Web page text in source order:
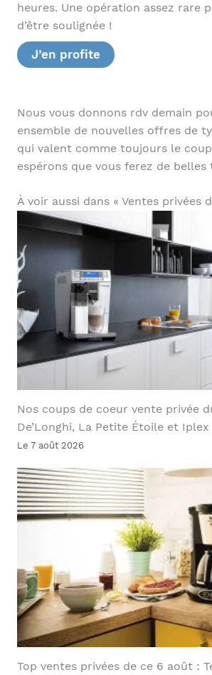
heures. Une opération assez rare
d’être soulignée !
J’en profite
Nous vous donnons rdv demain
ensemble de nouvelles offres de
qui valent comme toujours le
espérons que vous ferez de belles
À voir aussi dans « Ventes privées
Nos coups de coeur vente privée
De’Longhi, La Petite Étoile et Iplex
Le 7 août 2026
Top ventes privées de ce 6 août :